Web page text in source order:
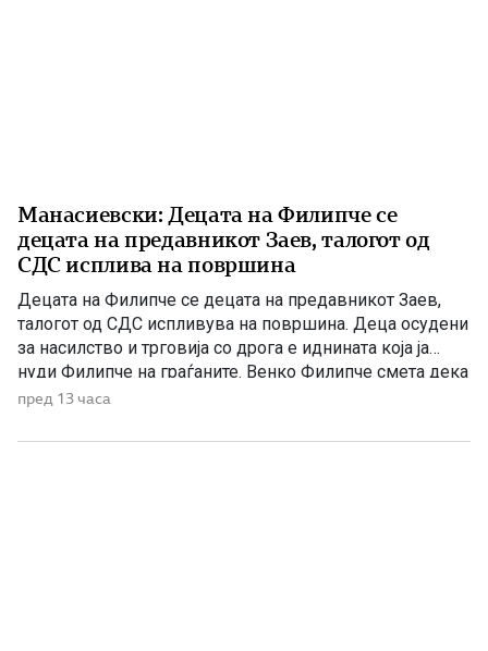
Манасиевски: Децата на Филипче се
децата на предавникот Заев, талогот од
СДС исплива на површина
Децата на Филипче се децата на предавникот Заев,
талогот од СДС испливува на површина. Деца осудени
за насилство и трговија со дрога е иднината која ја
нуди Филипче на граѓаните. Венко Филипче смета дека
со насилници и лица корисници на наркотични
Христијан Ефтимов внук на Заеви, […]
пред 13 часа